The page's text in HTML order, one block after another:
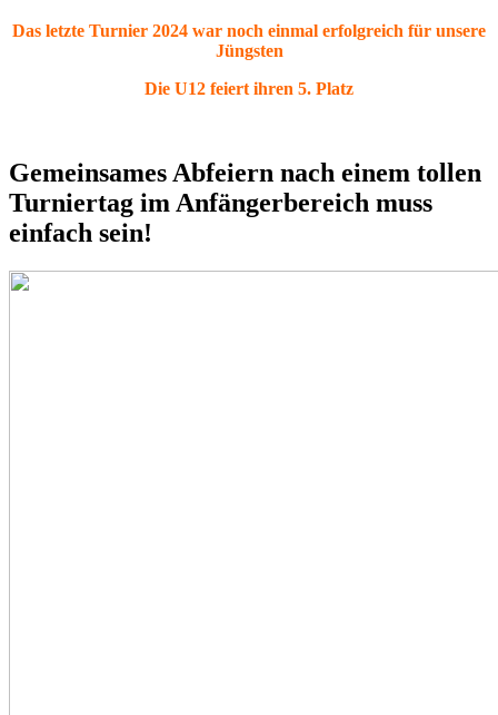
Das letzte Turnier 2024 war noch einmal erfolgreich für unsere
Jüngsten
Die U12 feiert ihren 5. Platz
Gemeinsames Abfeiern nach einem tollen
Turniertag im Anfängerbereich muss
einfach sein!